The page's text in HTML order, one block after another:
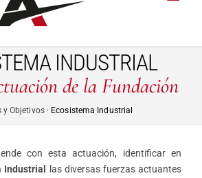
INDUSTRIAL
de la Fundación
y Objetivos· Ecosistema Industrial
con esta actuación, identificar en
Industrial las diversas fuerzas actuantes